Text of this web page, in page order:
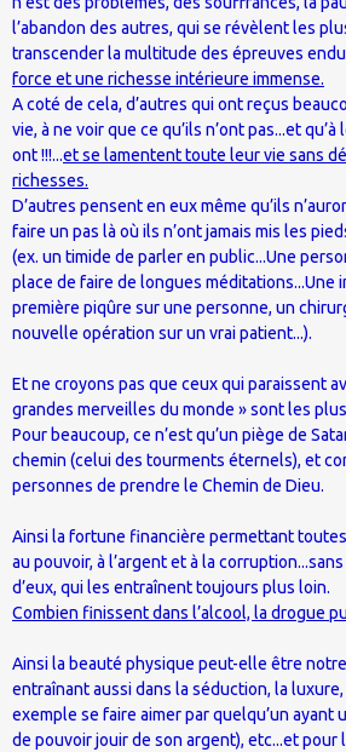
l’abandon des autres, qui se révèlent les
transcender la multitude des épreuves
force et une richesse intérieure immense.
A coté de cela, d’autres qui ont reçus
vie, à ne voir que ce qu’ils n’ont pas...et
ont !!!...et se lamentent toute leur vie sans
richesses.
D’autres pensent en eux même qu’ils
faire un pas là où ils n’ont jamais mis les
(ex. un timide de parler en public...Une
place de faire de longues méditations...Une
première piqûre sur une personne, un
nouvelle opération sur un vrai patient...).
Et ne croyons pas que ceux qui paraissent
grandes merveilles du monde » sont les
Pour beaucoup, ce n’est qu’un piège de
chemin (celui des tourments éternels), et
personnes de prendre le Chemin de Dieu.
Ainsi la fortune financière permettant
au pouvoir, à l’argent et à la
d’eux, qui les entraînent toujours plus loin.
Combien finissent dans l’alcool, la drogue
Ainsi la beauté physique peut-elle être
entraînant aussi dans la séduction, la
exemple se faire aimer par quelqu’un ayant
de pouvoir jouir de son argent), etc...et pour